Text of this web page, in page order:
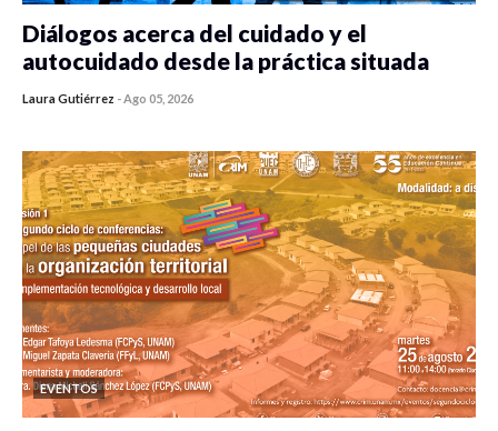
Diálogos acerca del cuidado y el
autocuidado desde la práctica situada
Laura Gutiérrez -Ago 05, 2026
EVENTOS